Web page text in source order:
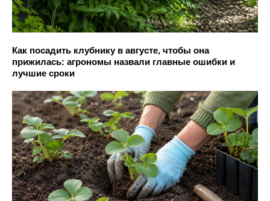
Как посадить клубнику в августе, чтобы она
прижилась: агрономы назвали главные ошибки и
лучшие сроки